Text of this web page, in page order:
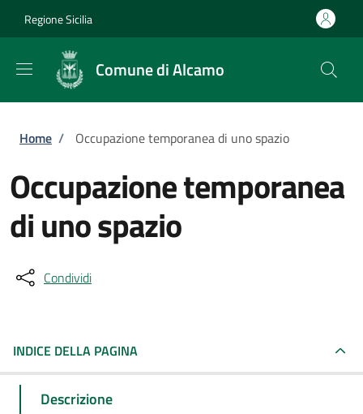
Regione Sicilia
Comune di Alcamo
Briciole di pane
Home / Occupazione temporanea di uno spazio
Occupazione temporanea
di uno spazio
Condividi
INDICE DELLA PAGINA
Descrizione